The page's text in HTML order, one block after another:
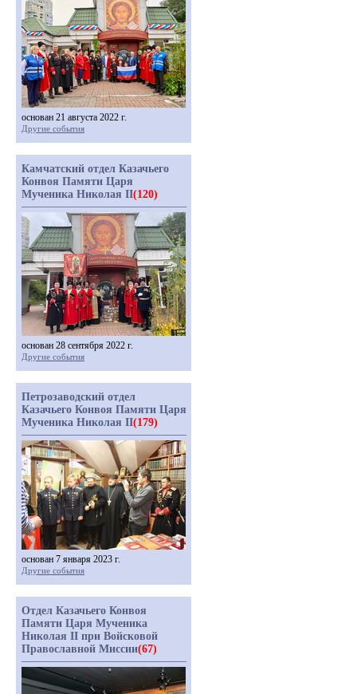
основан 21 августа 2022 г.
Другие события
Камчатский отдел Казачьего
Конвоя Памяти Царя
Мученика Николая II(120)
основан 28 сентября 2022 г.
Другие события
Петрозаводский отдел
Казачьего Конвоя Памяти Царя
Мученика Николая II(179)
основан 7 января 2023 г.
Другие события
Отдел Казачьего Конвоя
Памяти Царя Мученика
Николая II при Войсковой
Православной Миссии(67)